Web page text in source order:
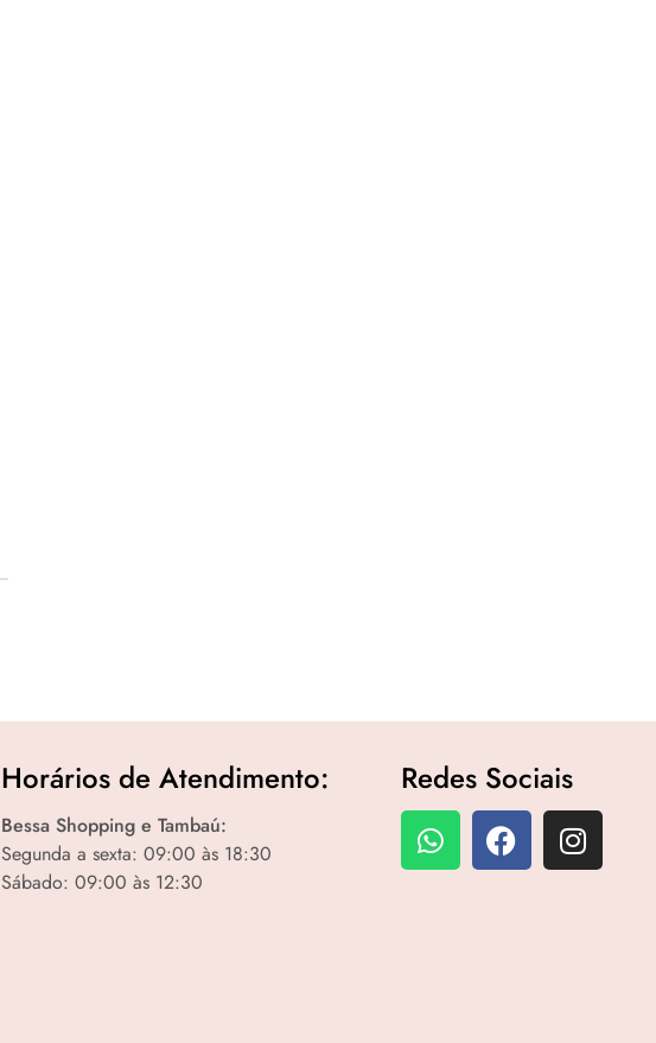
Horários de Atendimento:
Bessa Shopping e Tambaú:
Segunda a sexta: 09:00 às 18:30
Sábado: 09:00 às 12:30
Redes Sociais